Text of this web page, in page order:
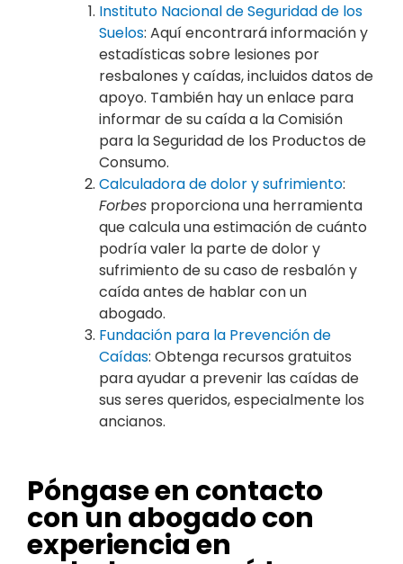
Instituto Nacional de Seguridad de los
Suelos: Aquí encontrará información y
estadísticas sobre lesiones por
resbalones y caídas, incluidos datos de
apoyo. También hay un enlace para
informar de su caída a la Comisión
para la Seguridad de los Productos de
Consumo.
Calculadora de dolor y sufrimiento:
Forbes proporciona una herramienta
que calcula una estimación de cuánto
podría valer la parte de dolor y
sufrimiento de su caso de resbalón y
caída antes de hablar con un
abogado.
Fundación para la Prevención de
Caídas: Obtenga recursos gratuitos
para ayudar a prevenir las caídas de
sus seres queridos, especialmente los
ancianos.
Póngase en contacto
con un abogado con
experiencia en